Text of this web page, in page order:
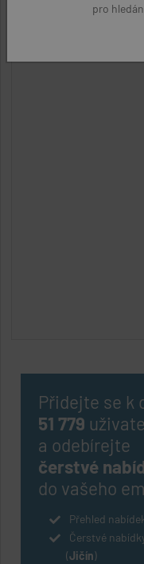
pro
Přidejte se k
51 779
a odebírejte
čerstvé
do vašeho
Přehled
Čerstvé
(Jičín)